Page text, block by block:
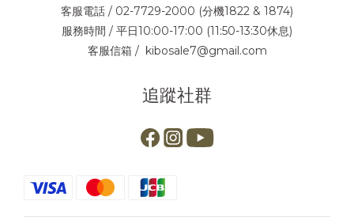
客服電話 / 02-7729-2000 (分機1822 & 1874)
服務時間 / 平日10:00-17:00 (11:50-13:30休息)
客服信箱 / kibosale7@gmail.com
追蹤社群